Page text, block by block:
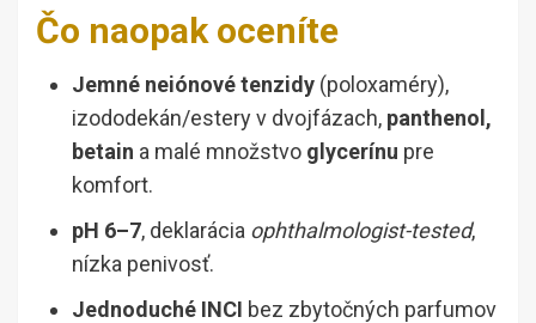
Čo naopak oceníte
Jemné neiónové tenzidy (poloxaméry),
izododekán/estery v dvojfázach, panthenol,
betain a malé množstvo glycerínu pre
komfort.
pH 6–7, deklarácia ophthalmologist-tested,
nízka penivosť.
Jednoduché INCI bez zbytočných parfumov